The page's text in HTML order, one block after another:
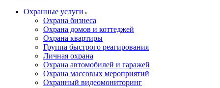
Охранные услуги
Охрана бизнеса
Охрана домов и коттеджей
Охрана квартиры
Группа быстрого реагирования
Личная охрана
Охрана автомобилей и гаражей
Охрана массовых мероприятий
Охранный видеомониторинг